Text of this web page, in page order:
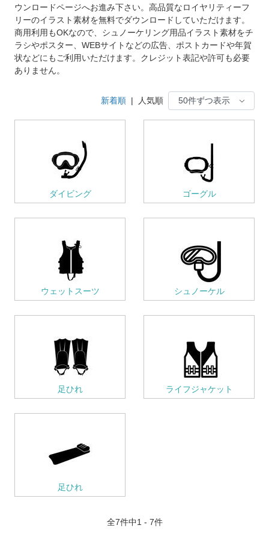
ウンロードページへお進み下さい。高品質なロイヤリティーフ
リーのイラスト素材を無料でダウンロードしていただけます。
商用利用もOKなので、シュノーケリング用品イラスト素材をチ
ラシやポスター、WEBサイトなどの広告、ポストカードや年賀
状などにもご利用いただけます。クレジット表記や許可も必要
ありません。
新着順 | 人気順
ダイビング ゴーグル
ウェットスーツ シュノーケル
足ひれ ライフジャケット
足ひれ
全7件中1 - 7件